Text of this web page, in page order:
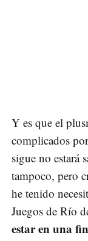
Y es que el
complicados
sigue no estará
tampoco, pero
he tenido
Juegos de Río
estar en una